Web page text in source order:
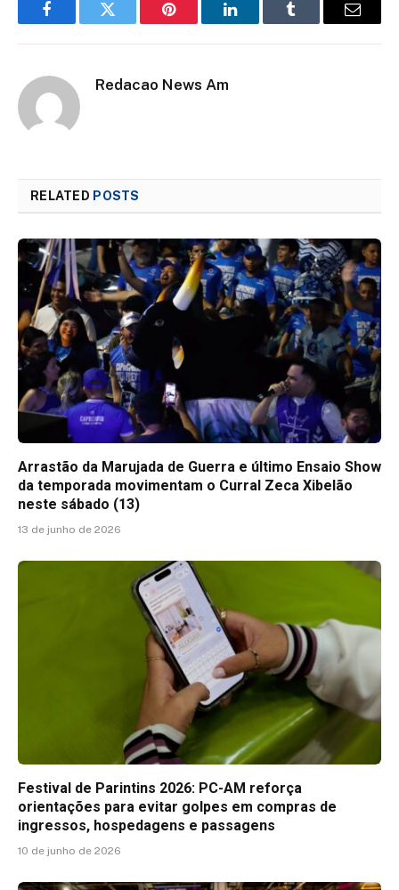
FacebookTwitter Pinterest LinkedInTumblr Email
Redacao News Am
RELATED POSTS
Arrastão da Marujada de Guerra e último Ensaio Show
da temporada movimentam o Curral Zeca Xibelão
neste sábado (13)
13 de junho de 2026
Festival de Parintins 2026: PC-AM reforça
orientações para evitar golpes em compras de
ingressos, hospedagens e passagens
10 de junho de 2026